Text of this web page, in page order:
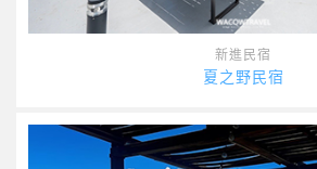
新進民宿
夏之野民宿